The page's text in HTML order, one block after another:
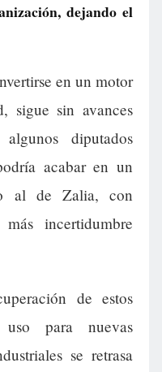
dejando el
en un motor
sigue sin avances
diputados
acabar en un
al de Zalia, con
incertidumbre
de estos
para nuevas
se retrasa